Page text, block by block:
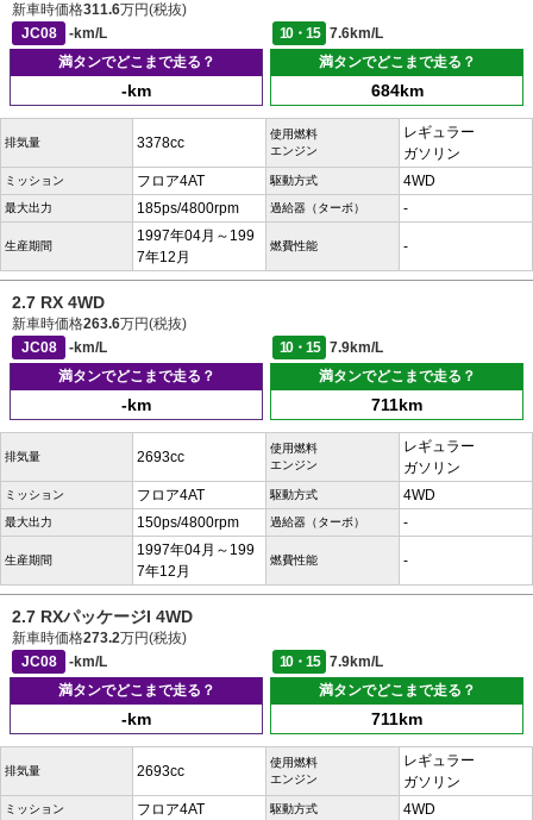
新車時価格311.6万円(税抜)
JC08
-km/L 10・15
7.6km/L
満タンでどこまで走る？
-km
満タンでどこまで走る？
684km
排気量 3378cc
使用燃料
エンジン
レギュラー
ガソリン
ミッション フロア4AT 駆動方式 4WD
最大出力 185ps/4800rpm 過給器（ターボ） -
生産期間
1997年04月～199
7年12月
燃費性能 -
2.7 RX 4WD
新車時価格263.6万円(税抜)
JC08
-km/L 10・15
7.9km/L
満タンでどこまで走る？
-km
満タンでどこまで走る？
711km
排気量 2693cc
使用燃料
エンジン
レギュラー
ガソリン
ミッション フロア4AT 駆動方式 4WD
最大出力 150ps/4800rpm 過給器（ターボ） -
生産期間
1997年04月～199
7年12月
燃費性能 -
2.7 RXパッケージI 4WD
新車時価格273.2万円(税抜)
JC08
-km/L 10・15
7.9km/L
満タンでどこまで走る？
-km
満タンでどこまで走る？
711km
排気量 2693cc
使用燃料
エンジン
レギュラー
ガソリン
ミッション フロア4AT 駆動方式 4WD